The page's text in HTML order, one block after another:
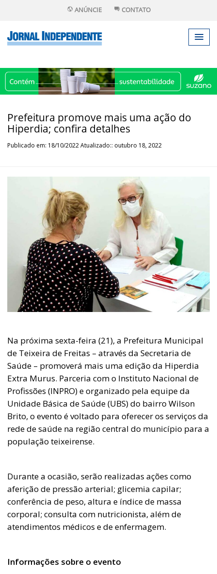
ANÚNCIE CONTATO
Prefeitura promove mais uma ação do
Hiperdia; confira detalhes
Publicado em: 18/10/2022 Atualizado:: outubro 18, 2022
Na próxima sexta-feira (21), a Prefeitura Municipal
de Teixeira de Freitas – através da Secretaria de
Saúde – promoverá mais uma edição da Hiperdia
Extra Murus. Parceria com o Instituto Nacional de
Profissões (INPRO) e organizado pela equipe da
Unidade Básica de Saúde (UBS) do bairro Wilson
Brito, o evento é voltado para oferecer os serviços da
rede de saúde na região central do município para a
população teixeirense.
Durante a ocasião, serão realizadas ações como
aferição de pressão arterial; glicemia capilar;
conferência de peso, altura e índice de massa
corporal; consulta com nutricionista, além de
atendimentos médicos e de enfermagem.
Informações sobre o evento